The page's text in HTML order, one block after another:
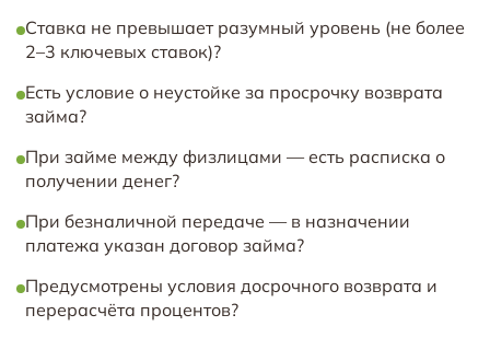
Ставка не превышает разумный уровень (не более
2–3 ключевых ставок)?
Есть условие о неустойке за просрочку возврата
займа?
При займе между физлицами — есть расписка о
получении денег?
При безналичной передаче — в назначении
платежа указан договор займа?
Предусмотрены условия досрочного возврата и
перерасчёта процентов?